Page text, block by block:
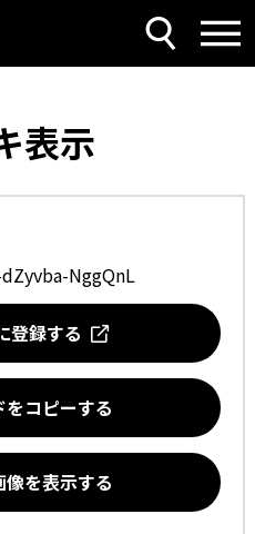
表示
NggQnL
登録する
コピーする
を表示する